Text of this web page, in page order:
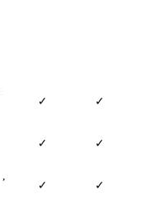
✓ ✓
✓ ✓
✓ ✓